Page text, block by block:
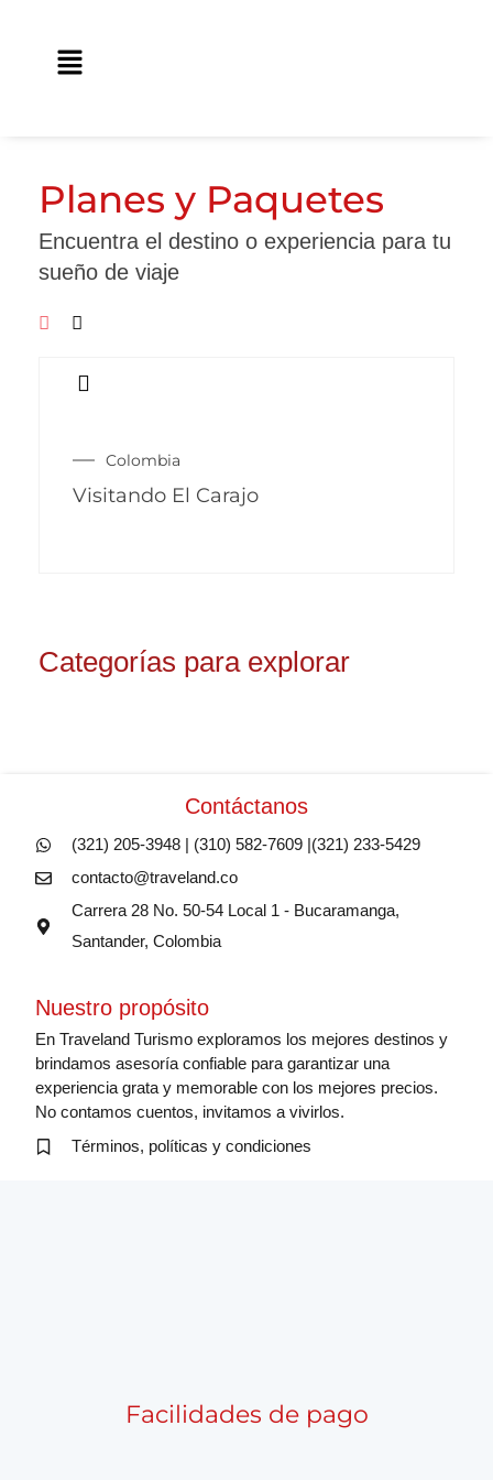
Main
Planes y Paquetes
Encuentra el destino o experiencia para tu
sueño de viaje
Colombia
Visitando El Carajo
Categorías para explorar
Contáctanos
(321) 205-3948 | (310) 582-7609 |(321) 233-5429
contacto@traveland.co
Carrera 28 No. 50-54 Local 1 - Bucaramanga,
Santander, Colombia
Nuestro propósito
En Traveland Turismo exploramos los mejores destinos y
brindamos asesoría confiable para garantizar una
experiencia grata y memorable con los mejores precios.
No contamos cuentos, invitamos a vivirlos.
Términos, políticas y condiciones
Facilidades de pago